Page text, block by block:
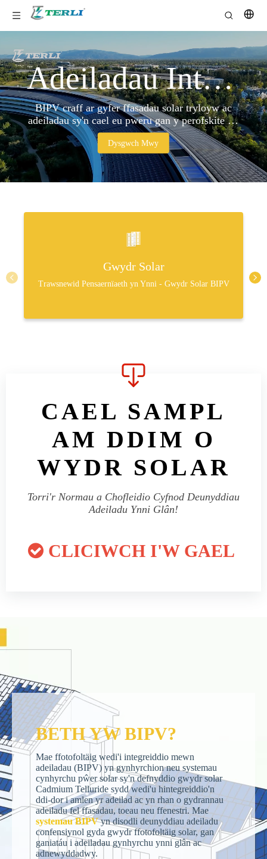
Adeiladau Integredig Clyfar - TERLI BIPV Solutions
BIPV craff ar gyfer ffasadau solar tryloyw ac
adeiladau sy'n cael eu pweru gan y perofskite —
adeiladau sy'n cynhyrchu eu hynni eu hunain.
Dysgwch Mwy
Gwydr Solar
Trawsnewid Pensaernïaeth yn Ynni - Gwydr Solar BIPV
CAEL SAMPL
AM DDIM O
WYDR SOLAR
Torri'r Normau a Chofleidio Cyfnod Deunyddiau
Adeiladu Ynni Glân!
CLICIWCH I'W GAEL
BETH YW BIPV?
Mae ffotofoltäig wedi'i integreiddio mewn
adeiladau (BIPV) yn gynhyrchion neu systemau
cynhyrchu pŵer solar sy'n defnyddio gwydr solar
Cadmium Telluride sydd wedi'u hintegreiddio'n
ddi-dor i amlen yr adeilad ac yn rhan o gydrannau
adeiladu fel ffasadau, toeau neu ffenestri. Mae
systemau BIPVyn disodli deunyddiau adeiladu
confensiynol gyda gwydr ffotofoltäig solar, gan
ganiatáu i adeiladau gynhyrchu ynni glân ac
adnewyddadwy.